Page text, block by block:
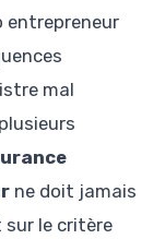
entrepreneur
mal
ne doit jamais
sur le critère